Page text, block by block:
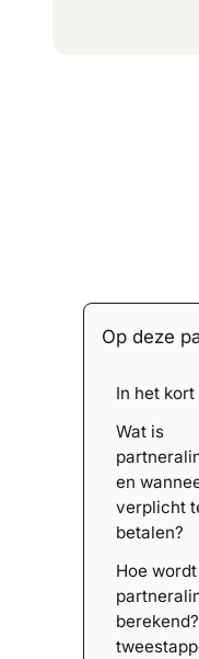
Op deze
In het kort
Wat is
en
verplicht
betalen?
Hoe wordt